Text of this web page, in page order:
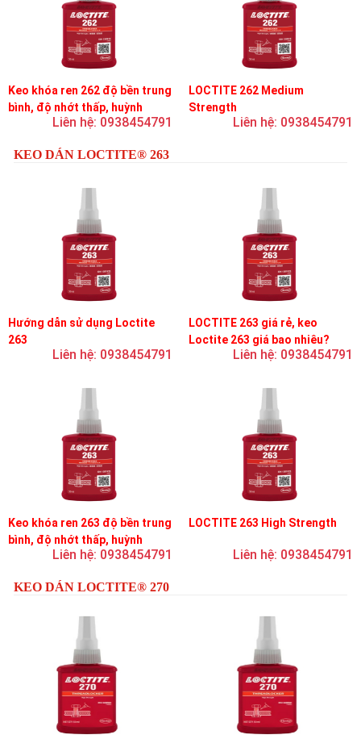
Keo khóa ren 262 độ bền trung
bình, độ nhớt thấp, huỳnh
Liên hệ: 0938454791
LOCTITE 262 Medium
Strength
Liên hệ: 0938454791
KEO DÁN LOCTITE® 263
Hướng dẫn sử dụng Loctite
263
Liên hệ: 0938454791
LOCTITE 263 giá rẻ, keo
Loctite 263 giá bao nhiêu?
Liên hệ: 0938454791
Keo khóa ren 263 độ bền trung
bình, độ nhớt thấp, huỳnh
Liên hệ: 0938454791
LOCTITE 263 High Strength
Liên hệ: 0938454791
KEO DÁN LOCTITE® 270